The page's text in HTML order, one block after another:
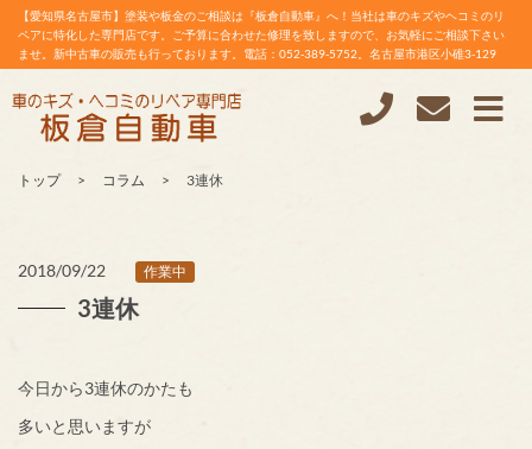
【愛知県名古屋市】塗装や板金のご相談は『板倉自動車』へ！当社は車のキズやヘコミのリ
ペアに特化した専門店です。ご予算に合わせた修理を致しますので、お気軽にご相談下さい
ませ。新中古車の販売も行っております。電話：052-389-5752。名古屋市港区小碓3-129
トップ コラム 3連休
2018/09/22 作業中
3連休
今日から3連休のかたも
多いと思いますが